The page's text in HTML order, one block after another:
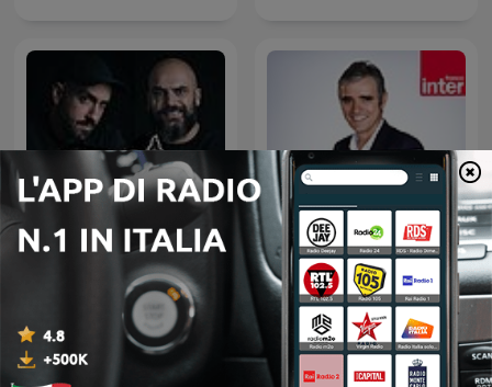
De Core - Podcast Affaires sensibles